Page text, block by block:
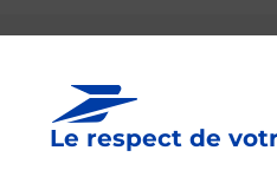
Le respect de
Boîte aux
Collecte du